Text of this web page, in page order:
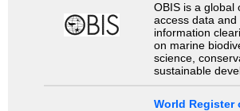
OBIS is a global
access data and
information
on marine
science,
sustainable
World Register